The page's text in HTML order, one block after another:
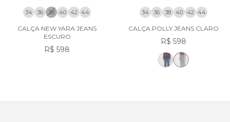
34 36 38 40 42 44
CALÇA NEW YARA JEANS
ESCURO
R$ 598
34 36 38 40 42 44
CALÇA POLLY JEANS CLARO
R$ 598